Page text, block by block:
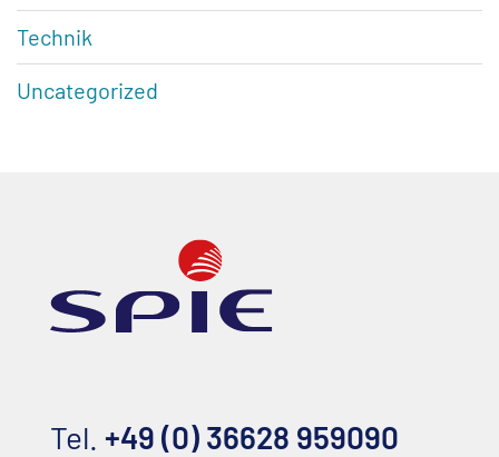
Technik
Uncategorized
Tel. +49 (0) 36628 959090